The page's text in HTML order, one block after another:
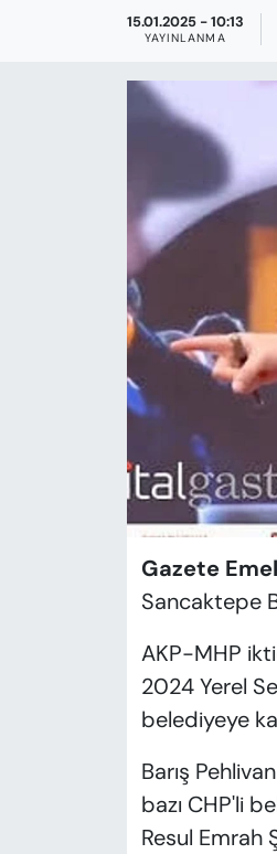
15.01.2025 - 10:13
YAYINLANMA
Gazete
Sancaktepe
AKP-MHP
2024 Yerel
belediyeye
Barış
bazı CHP'li
Resul Emrah
KÜLTÜR-SANAT
MAGAZİN
ÖZEL HABER
YAZAR KÖŞESİ
SİYASET
Son Dakika Haberleri